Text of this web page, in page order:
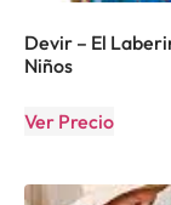
Devir – El
Niños
Ver Precio